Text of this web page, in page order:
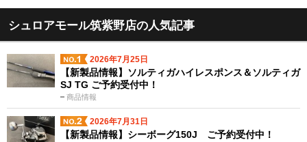
シュロアモール筑紫野店の人気記事
2026年7月25日
商品情報
【新製品情報】ソルティガハイレスポンス＆ソルティガ
SJ TG ご予約受付中！
2026年7月31日
【新製品情報】シーボーグ150J ご予約受付中！